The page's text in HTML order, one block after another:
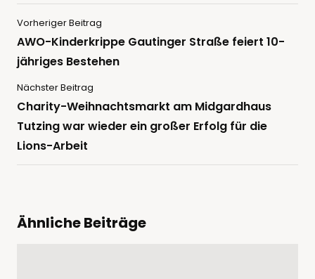
Vorheriger Beitrag
AWO-Kinderkrippe Gautinger Straße feiert 10-
jähriges Bestehen
Nächster Beitrag
Charity-Weihnachtsmarkt am Midgardhaus
Tutzing war wieder ein großer Erfolg für die
Lions-Arbeit
Ähnliche Beiträge